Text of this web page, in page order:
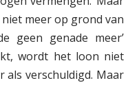
meer op grond van
geen genade meer’
wordt het loon niet
als verschuldigd. Maar